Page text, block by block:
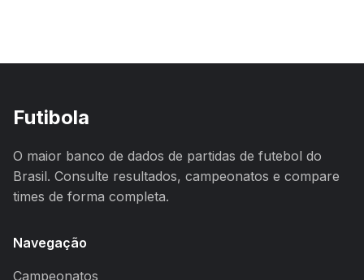
Futibola
O maior banco de dados de partidas de futebol do
Brasil. Consulte resultados, campeonatos e compare
times de forma completa.
Navegação
Campeonatos